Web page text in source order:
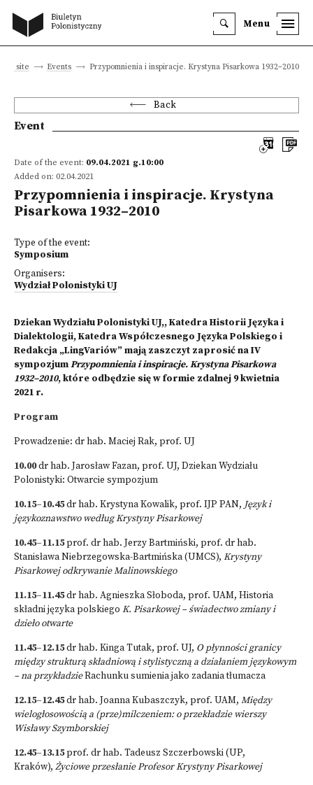
Menu
site Events Przypomnienia i inspiracje. Krystyna Pisarkowa 1932–2010
Back
Event
Date of the event: 09.04.2021 g.10:00
Added on: 02.04.2021
Przypomnienia i inspiracje. Krystyna
Pisarkowa 1932–2010
Type of the event:
Symposium
Organisers:
Wydział Polonistyki UJ
Dziekan Wydziału Polonistyki UJ,, Katedra Historii Języka i
Dialektologii, Katedra Współczesnego Języka Polskiego i
Redakcja „LingVariów” mają zaszczyt zaprosić na IV
sympozjumPrzypomnienia i inspiracje. Krystyna Pisarkowa
1932–2010, które odbędzie się w formie zdalnej 9 kwietnia
2021 r.
Program
Prowadzenie: dr hab. Maciej Rak, prof. UJ
10.00dr hab. Jarosław Fazan, prof. UJ, Dziekan Wydziału
Polonistyki: Otwarcie sympozjum
10.15–10.45dr hab. Krystyna Kowalik, prof. IJP PAN, Język i
językoznawstwo według Krystyny Pisarkowej
10.45–11.15prof. dr hab. Jerzy Bartmiński, prof. dr hab.
Stanisława Niebrzegowska-Bartmińska (UMCS), Krystyny
Pisarkowej odkrywanie Malinowskiego
11.15–11.45dr hab. Agnieszka Słoboda, prof. UAM, Historia
składni języka polskiego K. Pisarkowej – świadectwo zmiany i
dzieło otwarte
11.45–12.15dr hab. Kinga Tutak, prof. UJ, O płynności granicy
między strukturą składniową i stylistyczną a działaniem językowym
– na przykładzieRachunku sumienia jako zadania tłumacza
12.15–12.45dr hab. Joanna Kubaszczyk, prof. UAM, Między
wielogłosowością a (prze)milczeniem: o przekładzie wierszy
Wisławy Szymborskiej
12.45–13.15prof. dr hab. Tadeusz Szczerbowski (UP,
Kraków), Życiowe przesłanie Profesor Krystyny Pisarkowej